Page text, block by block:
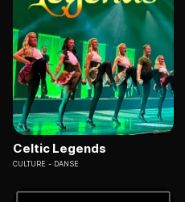
Celtic Legends
CULTURE DANSE